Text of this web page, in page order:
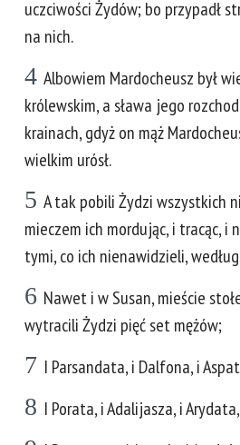
uczciwości Żydów; bo przypadł
na nich.
4 Albowiem Mardocheusz był
królewskim, a sława jego
krainach, gdyż on mąż
wielkim urósł.
5 A tak pobili Żydzi wszystkich
mieczem ich mordując, i tracąc, i
tymi, co ich nienawidzieli,
6 Nawet i w Susan, mieście
wytracili Żydzi pięć set mężów;
7 I Parsandata, i Dalfona, i
8 I Porata, i Adalijasza, i Arydata,